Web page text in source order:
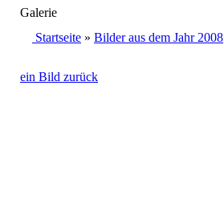
Galerie
Startseite » Bilder aus dem Jahr 2008
ein Bild zurück